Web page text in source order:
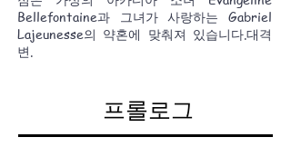
Bellefontaine과 그녀가 사랑하는 Gabriel
Lajeunesse의 약혼에 맞춰져 있습니다.대격
변.
프롤로그